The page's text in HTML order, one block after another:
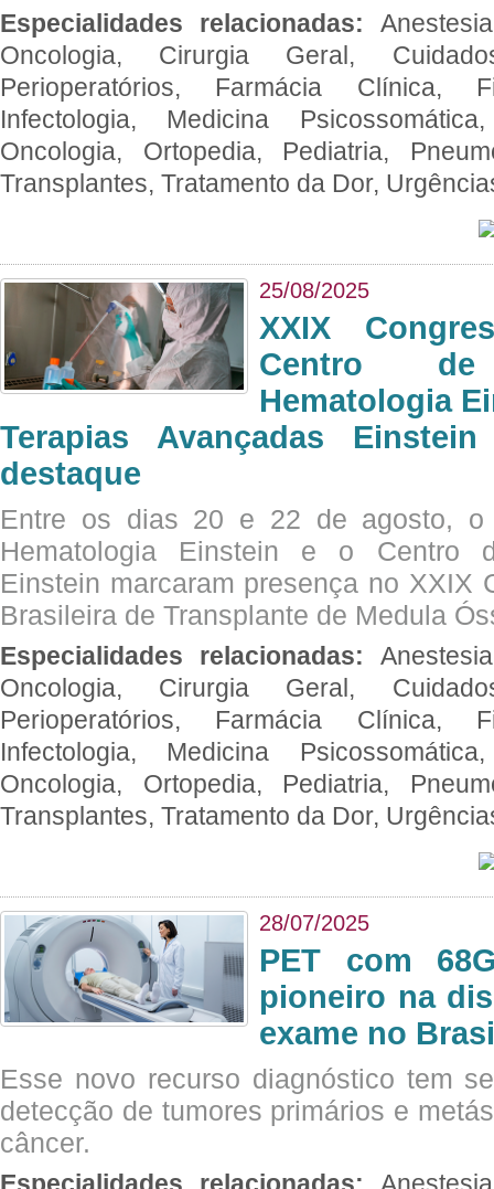
Especialidades relacionadas:
Oncologia, Cirurgia Geral,
Perioperatórios, Farmácia Clínica,
Infectologia, Medicina
Oncologia, Ortopedia, Pediatria,
Transplantes, Tratamento da Dor,
25/08/2025
XXIX
Centro
Hematologia
Terapias Avançadas
destaque
Entre os dias 20 e 22 de agosto, o
Hematologia Einstein e o Centro
Einstein marcaram presença no XXIX
Brasileira de Transplante de Medula
Especialidades relacionadas:
Oncologia, Cirurgia Geral,
Perioperatórios, Farmácia Clínica,
Infectologia, Medicina
Oncologia, Ortopedia, Pediatria,
Transplantes, Tratamento da Dor,
28/07/2025
PET com
pioneiro na
exame no
Esse novo recurso diagnóstico tem
detecção de tumores primários e
câncer.